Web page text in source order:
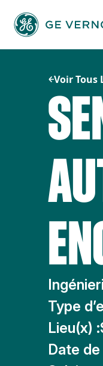
contenu
Voir Tous
Type
Lieu(x) :
Date